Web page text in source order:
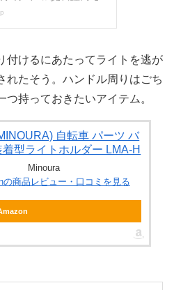
付けるにあたってライトを逃が
れたそう。ハンドル周りはごち
持っておきたいアイテム。
自転車 パーツ バ
型ライトホルダー LMA-H
Minoura
の商品レビュー・口コミを見る